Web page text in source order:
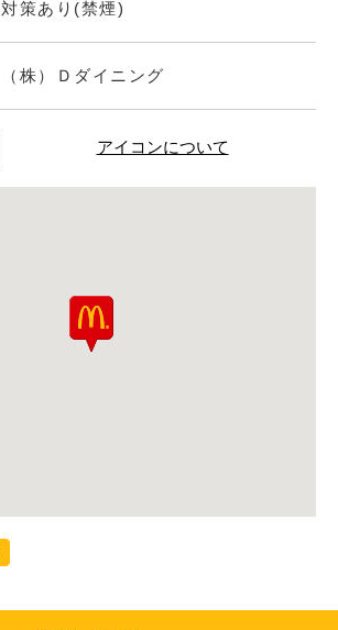
対策あり(禁煙)
（株）Ｄダイニング
アイコンについて